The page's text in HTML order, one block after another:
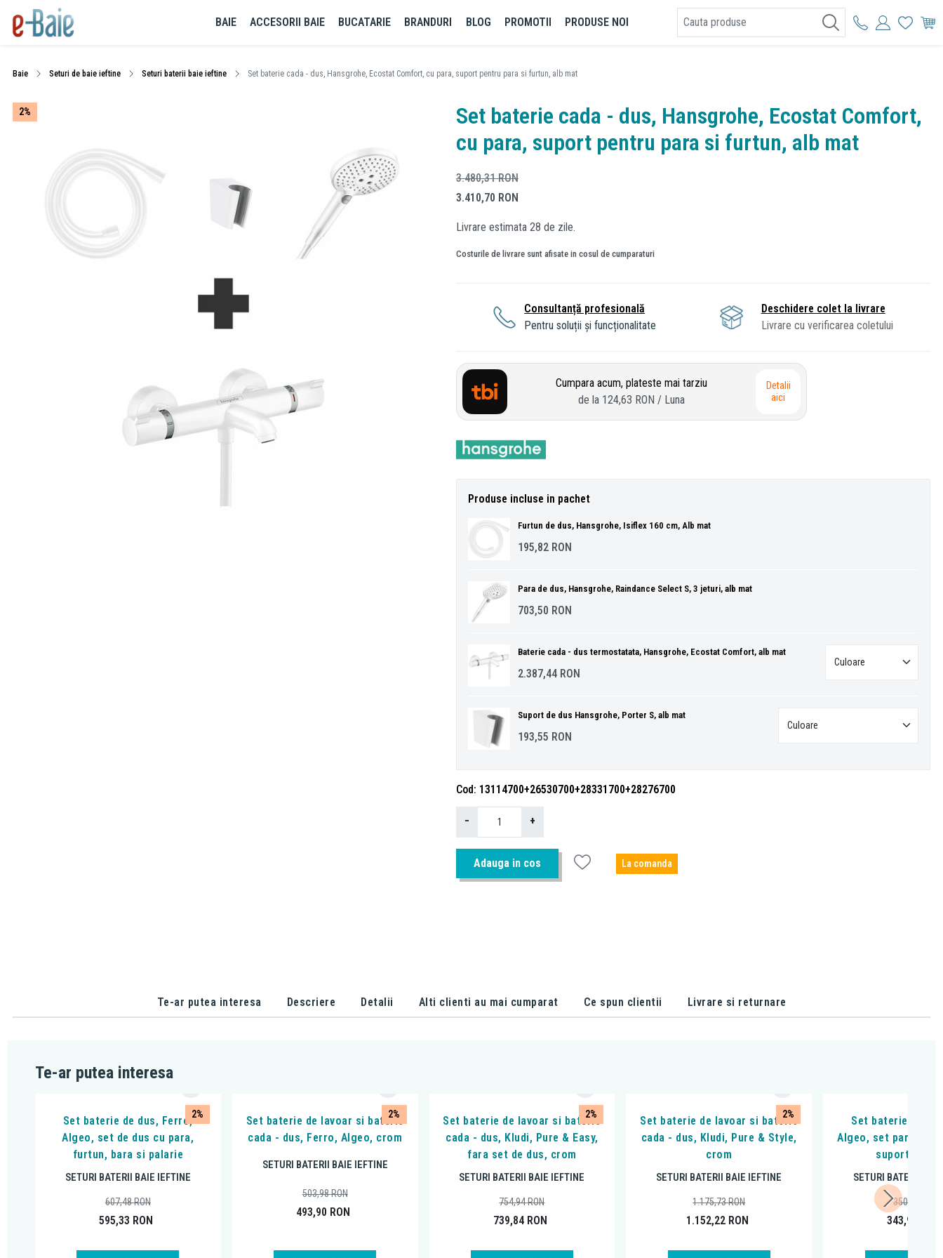
BAIE ACCESORII BAIE BUCATARIE BRANDURI BLOG PROMOTII PRODUSE NOI
Baie Seturi de baie ieftine Seturi baterii baie ieftine Set baterie cada - dus, Hansgrohe, Ecostat Comfort, cu para, suport pentru para si furtun, alb mat
2%
Set baterie cada - dus, Hansgrohe, Ecostat Comfort,
cu para, suport pentru para si furtun, alb mat
3.480,31RON
3.410,70 RON
Livrare estimata 28 de zile.
Costurile de livrare sunt afisate in cosul de cumparaturi
Consultanță profesională
Pentru soluții și funcționalitate
Deschidere colet la livrare
Livrare cu verificarea coletului
Cumpara acum, plateste mai tarziu
de la 124,63 RON / Luna
Detalii
aici
Produse incluse in pachet
Furtun de dus, Hansgrohe, Isiflex 160 cm, Alb mat
195,82 RON
Para de dus, Hansgrohe, Raindance Select S, 3 jeturi, alb mat
703,50 RON
Baterie cada - dus termostatata, Hansgrohe, Ecostat Comfort, alb mat
2.387,44 RON
Suport de dus Hansgrohe, Porter S, alb mat
193,55 RON
Cod 13114700+26530700+28331700+28276700
− +
Adauga in cos La comanda
Te-ar putea interesa Descriere Detalii Alti clienti au mai cumparat Ce spun clientii Livrare si returnare
Te-ar putea interesa
2%
Set baterie de dus, Ferro,
Algeo, set de dus cu para,
furtun, bara si palarie
SETURI BATERII BAIE IEFTINE
595,33 RON
607,48RON
2%
Set baterie de lavoar si baterie
cada - dus, Ferro, Algeo, crom
SETURI BATERII BAIE IEFTINE
493,90 RON
503,98RON
2%
Set baterie de lavoar si baterie
cada - dus, Kludi, Pure & Easy,
fara set de dus, crom
SETURI BATERII BAIE IEFTINE
739,84 RON
754,94RON
2%
Set baterie de lavoar si baterie
cada - dus, Kludi, Pure & Style,
crom
SETURI BATERII BAIE IEFTINE
1.152,22 RON
1.175,73RON
Set baterie de
Algeo, set para de
suport si
SETURI BATERII
343,96
350,98